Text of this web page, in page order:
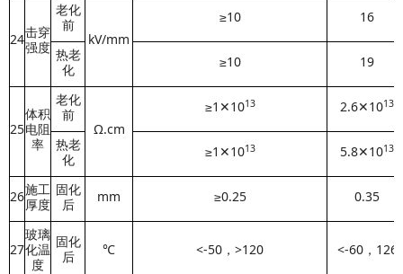
24击穿
强度
老化
前
kV/mm
≥10 16
热老
化
≥10 19
25
体积
电阻
率
老化
前
Ω.cm
≥1✕1013 2.6✕1013
热老
化
≥1✕1013 5.8✕1013
26施工
厚度
固化
后
mm ≥0.25 0.35
27
玻璃
化温
度
固化
后
℃ <-50， >120 <-60， 126